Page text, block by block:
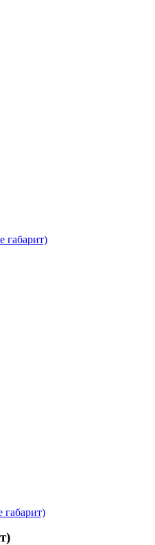
габарит)
габарит)